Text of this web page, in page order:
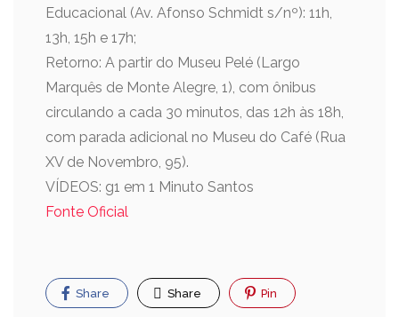
Educacional (Av. Afonso Schmidt s/nº): 11h,
13h, 15h e 17h;
Retorno: A partir do Museu Pelé (Largo
Marquês de Monte Alegre, 1), com ônibus
circulando a cada 30 minutos, das 12h às 18h,
com parada adicional no Museu do Café (Rua
XV de Novembro, 95).
VÍDEOS: g1 em 1 Minuto Santos
Fonte Oficial
Share Share Pin